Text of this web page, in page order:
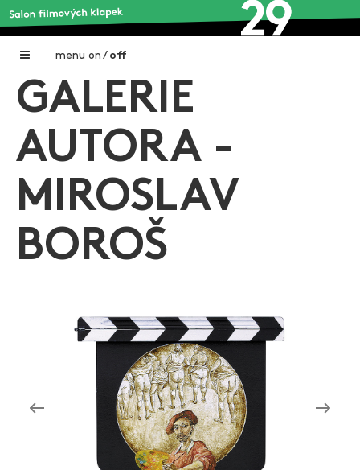
menu on / off
Home
Galerie filmových klapek
Autoři filmových klapek
O projektu
Aktuality
Zlín Film Festival
GALERIE
AUTORA -
MIROSLAV
BOROŠ